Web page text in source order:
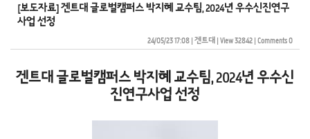
[보도자료] 겐트대 글로벌캠퍼스 박지혜 교수팀, 2024년 우수신진연구
사업 선정
24/05/23 17:08| 겐트대| View 32842| Comments 0
겐트대 글로벌캠퍼스 박지혜 교수팀, 2024년 우수신
진연구사업 선정